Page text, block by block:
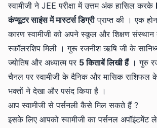
स्वामीजी ने JEE परीक्षा में उत्तम अंक हासिल करके
कंप्यूटर साइंस में मास्टर्स डिग्रीप्राप्त की । एक
कारण स्वामीजी को अपने स्कूल और शिक्षण संस्थान
स्कॉलरशिप मिली । गुरू रजनीश ऋषि जी के
ज्योतिष और अध्यात्म पर 5 किताबें लिखी हैं। गुरु
चैनल पर स्वामीजी के दैनिक और मासिक राशिफल के
भक्तों ने देखा और पसंद किया है ।
आप स्वामीजी से पर्सनली कैसे मिल सकते हैं ?
इसके लिए आपको स्वामीजी का पर्सनल अपॉइंटमेंट